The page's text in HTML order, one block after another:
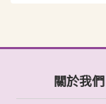
關於我們